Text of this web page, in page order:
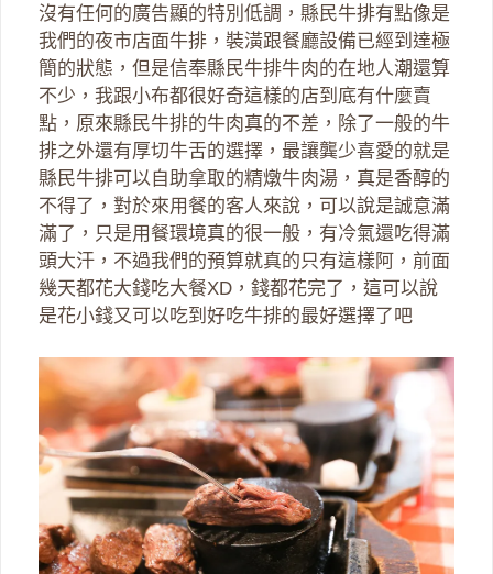
沒有任何的廣告顯的特別低調，縣民牛排有點像是
我們的夜市店面牛排，裝潢跟餐廳設備已經到達極
簡的狀態，但是信奉縣民牛排牛肉的在地人潮還算
不少，我跟小布都很好奇這樣的店到底有什麼賣
點，原來縣民牛排的牛肉真的不差，除了一般的牛
排之外還有厚切牛舌的選擇，最讓龔少喜愛的就是
縣民牛排可以自助拿取的精燉牛肉湯，真是香醇的
不得了，對於來用餐的客人來說，可以說是誠意滿
滿了，只是用餐環境真的很一般，有冷氣還吃得滿
頭大汗，不過我們的預算就真的只有這樣阿，前面
幾天都花大錢吃大餐XD，錢都花完了，這可以說
是花小錢又可以吃到好吃牛排的最好選擇了吧